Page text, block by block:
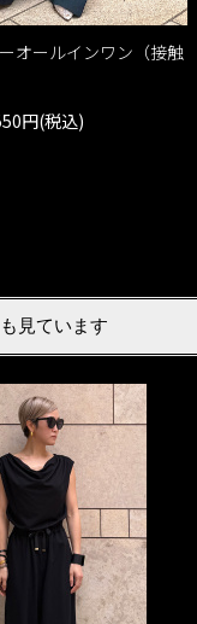
オールインワン（接触
円(税込)
見ています